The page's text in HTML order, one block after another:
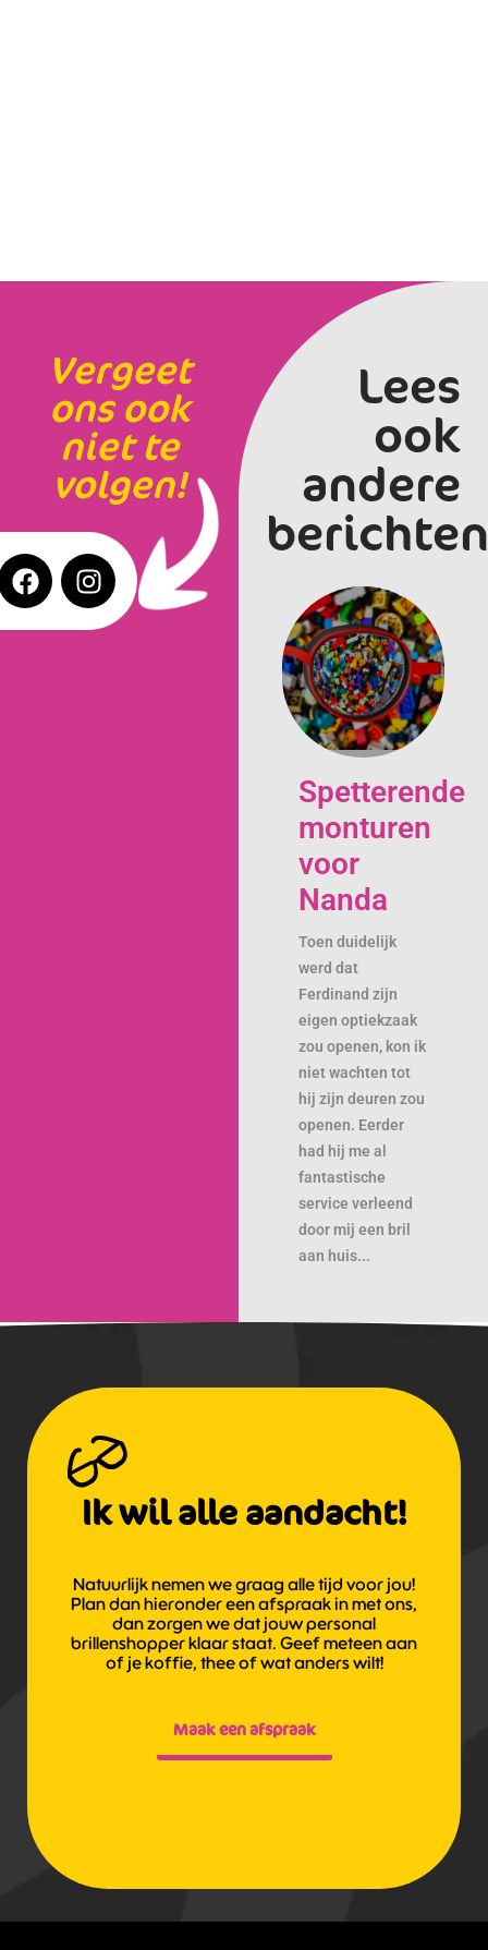
Vergeet
ons ook
niet te
volgen!
Lees
ook
andere
Spetterende
monturen
voor
Nanda
Toen duidelijk
werd dat
Ferdinand zijn
eigen optiekzaak
zou openen, kon ik
niet wachten tot
hij zijn deuren zou
openen. Eerder
had hij me al
fantastische
service verleend
door mij een bril
aan huis...
Ik wil alle aandacht!
Natuurlijk nemen we graag alle tijd voor jou!
Plan dan hieronder een afspraak in met ons,
dan zorgen we dat jouw personal
brillenshopper klaar staat. Geef meteen aan
of je koffie, thee of wat anders wilt!
Maak een afspraak